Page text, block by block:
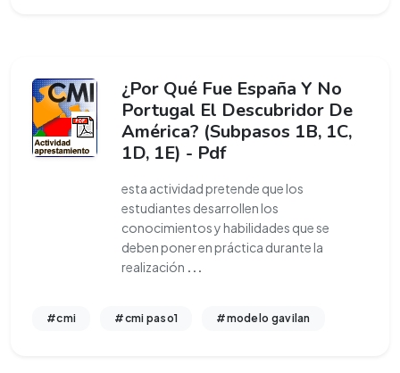
¿Por Qué Fue España Y No
Portugal El Descubridor De
América? (Subpasos 1B, 1C,
1D, 1E) - Pdf
esta actividad pretende que los
estudiantes desarrollen los
conocimientos y habilidades que se
deben poner en práctica durante la
realización ...
#cmi #cmi paso1 #modelo gavilan